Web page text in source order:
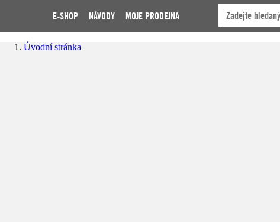
E-SHOP NÁVODY MOJE PRODEJNA
Úvodní stránka